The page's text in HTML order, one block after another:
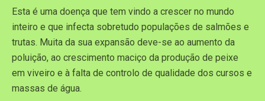
Esta é uma doença que tem vindo a crescer no mundo
inteiro e que infecta sobretudo populações de salmões e
trutas. Muita da sua expansão deve-se ao aumento da
poluição, ao crescimento maciço da produção de peixe
em viveiro e à falta de controlo de qualidade dos cursos e
massas de água.